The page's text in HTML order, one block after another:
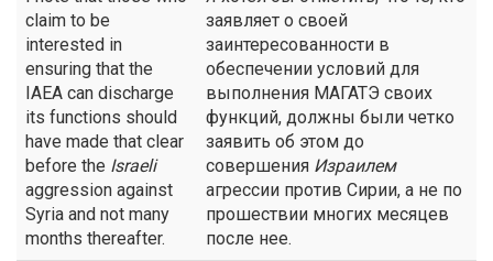
claim to be
interested in
ensuring that the
IAEA can discharge
its functions should
have made that clear
before the Israeli
aggression against
Syria and not many
months thereafter.
заявляет о своей
заинтересованности в
обеспечении условий для
выполнения МАГАТЭ своих
функций, должны были четко
заявить об этом до
совершения Израилем
агрессии против Сирии, а не по
прошествии многих месяцев
после нее.